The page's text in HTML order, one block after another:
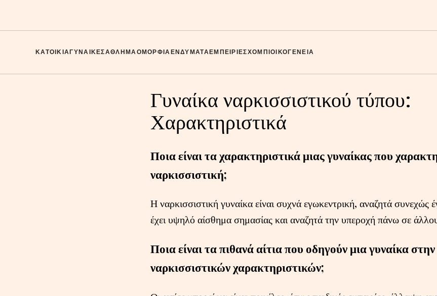
ΚΑΤΟΙΚΊΑΓΥΝΑΊΚΕΣΑΘΛΗΜΑΟΜΟΡΦΙΆΕΝΔΎΜΑΤΑΕΜΠΕΙΡΊΕΣΧΌΜΠΙΟΙΚΟΓΈΝΕΙΑ
Γυναίκα ναρκισσιστικού τύπου:
Χαρακτηριστικά
Ποια είναι τα χαρακτηριστικά μιας γυναίκας που
ναρκισσιστική;
Η ναρκισσιστική γυναίκα είναι συχνά εγωκεντρική, αναζητά συνεχώς
έχει υψηλό αίσθημα σημασίας και αναζητά την υπεροχή πάνω σε
Ποια είναι τα πιθανά αίτια που οδηγούν μια γυναίκα
ναρκισσιστικών χαρακτηριστικών;